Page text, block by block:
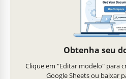
Obtenha seu
Clique em "Editar modelo" para
Google Sheets ou baixar